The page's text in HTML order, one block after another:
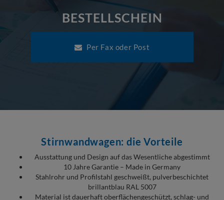
BESTELLSCHEIN
Per Fax oder Post
Stirnwandwagen: die Vorteile
Ausstattung und Design auf das Wesentliche abgestimmt
10 Jahre Garantie – Made in Germany
Stahlrohr und Profilstahl geschweißt, pulverbeschichtet
brillantblau RAL 5007
Material ist dauerhaft oberflächengeschützt, schlag- und